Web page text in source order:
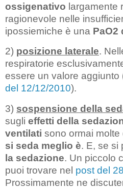
ossigenativo largamente
ragionevole nelle
ipossiemiche è una PaO2
2) posizione laterale.
respiratorie
essere un valore aggiunto
del 12/12/2010).
3) sospensione della
sugli effetti della
ventilati sono ormai molte
si seda meglio è. E, se si
la sedazione. Un piccolo
puoi trovare nel post del
Prossimamente ne